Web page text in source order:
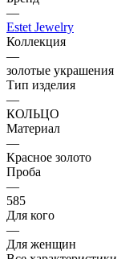
—
Estet Jewelry
Коллекция
—
золотые украшения
Тип изделия
—
КОЛЬЦО
Материал
—
Красное золото
Проба
—
585
Для кого
—
Для женщин